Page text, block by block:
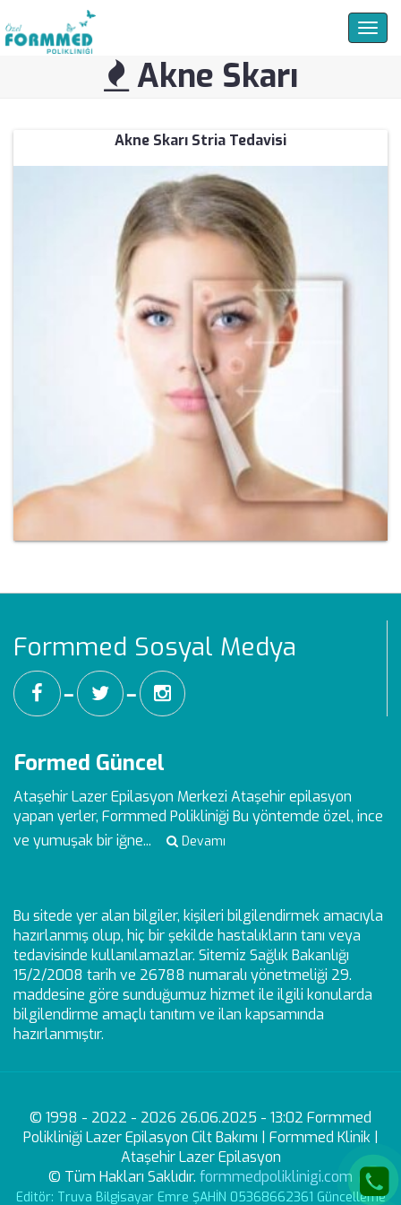
Akne Skarı
Akne Skarı Stria Tedavisi
Formmed Sosyal Medya
━ ━
Formed Güncel
Ataşehir Lazer Epilasyon Merkezi Ataşehir epilasyon
yapan yerler, Formmed Polikliniği Bu yöntemde özel, ince
ve yumuşak bir iğne...
Devamı
Bu sitede yer alan bilgiler, kişileri bilgilendirmek amacıyla
hazırlanmış olup, hiç bir şekilde hastalıkların tanı veya
tedavisinde kullanılamazlar. Sitemiz Sağlık Bakanlığı
15/2/2008 tarih ve 26788 numaralı yönetmeliği 29.
maddesine göre sunduğumuz hizmet ile ilgili konularda
bilgilendirme amaçlı tanıtım ve ilan kapsamında
hazırlanmıştır.
© 1998 - 2022 - 2026 26.06.2025 - 13:02 Formmed
Polikliniği Lazer Epilasyon Cilt Bakımı | Formmed Klinik |
Ataşehir Lazer Epilasyon
© Tüm Hakları Saklıdır. formmedpoliklinigi.com
Editör: Truva Bilgisayar Emre ŞAHİN 05368662361 Güncelleme